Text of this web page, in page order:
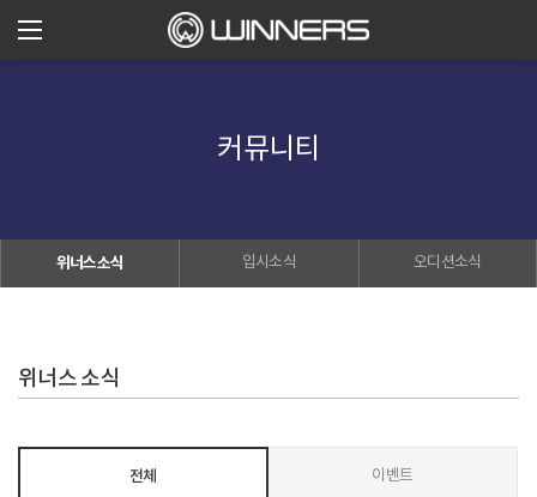
커뮤니티
위너스소식 입시소식 오디션소식
위너스 소식
전체 이벤트